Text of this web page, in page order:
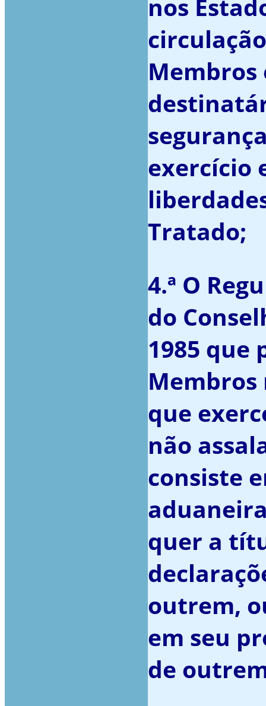
nos
exercício
Tratado;
4.ª O
do
1985 que
Membros
que
não
consiste
quer a
outrem,
em seu
de